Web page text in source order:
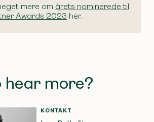
mere om årets nominerede til
Awards 2023 her.
more?
KONTAKT